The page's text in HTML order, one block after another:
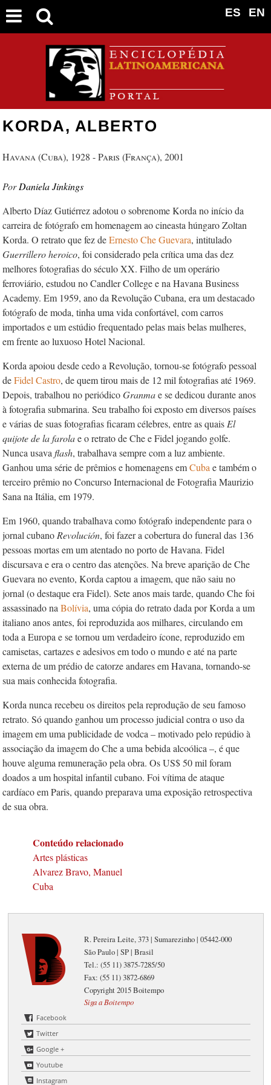
EN
ES
KORDA, ALBERTO
Havana (Cuba), 1928 - Paris (França), 2001
Daniela Jinkings
Alberto Díaz Gutiérrez adotou o sobrenome Korda no início da
carreira de fotógrafo em homenagem ao cineasta húngaro Zoltan
Korda. O retrato que fez deErnesto Che Guevara, intitulado
Guerrillero heroico, foi considerado pela crítica uma das dez
melhores fotografias do século XX. Filho de um operário
ferroviário, estudou no Candler College e na Havana Business
Academy. Em 1959, ano da Revolução Cubana, era um destacado
fotógrafo de moda, tinha uma vida confortável, com carros
importados e um estúdio frequentado pelas mais belas mulheres,
em frente ao luxuoso Hotel Nacional.
Korda apoiou desde cedo a Revolução, tornou-se fotógrafo pessoal
deFidel Castro, de quem tirou mais de 12 mil fotografias até 1969.
Depois, trabalhou no perió­dicoGranmae se dedicou durante anos
à fotografia submarina. Seu trabalho foi exposto em diversos países
e várias de suas fotografias ficaram célebres, entre as quais El
quijote de la farolae o retrato de Che e Fidel jogando golfe.
Nunca usava flash, trabalhava sempre com a luz ambiente.
Ganhou uma série de prêmios e homenagens emCuba e também o
terceiro prêmio no Concurso Internacional de Fotografia Maurizio
Sana na Itália, em 1979.
Em 1960, quando trabalhava como fotógrafo independente para o
jornal cubano Revolución, foi fazer a cobertura do funeral das 136
pessoas mortas em um atentado no porto de Havana. Fidel
discursava e era o centro das atenções. Na breve aparição de Che
Guevara no evento, Korda captou a imagem, que não saiu no
jornal (o destaque era Fidel). Sete anos mais tarde, quando Che foi
assassinado na Bolívia, uma cópia do retrato dada por Korda a um
italiano anos antes, foi reproduzida aos milhares, circulando em
toda a Europa e se tornou um verdadeiro ícone, reproduzido em
camisetas, cartazes e adesivos em todo o mundo e até na parte
externa de um prédio de catorze andares em Havana, tornando-se
sua mais conhecida fotografia.
Korda nunca recebeu os direitos pela reprodução de seu famoso
retrato. Só quando ganhou um processo judicial contra o uso da
imagem em uma publicidade de vodca – motivado pelo repúdio à
associação da imagem do Che a uma bebida alcoólica –, é que
houve alguma remuneração pela obra. Os US$ 50 mil foram
doados a um hospital infantil cubano. Foi vítima de ataque
cardíaco em Paris, quando preparava uma exposição retrospectiva
de sua obra.
Conteúdo relacionado
Artes plásticas
Alvarez Bravo, Manuel
Cuba
R. Pereira Leite, 373 | Sumarezinho | 05442-000
São Paulo | SP | Brasil
Tel.: (55 11) 3875-7285/50
Fax: (55 11) 3872-6869
Copyright 2015 Boitempo
Siga a Boitempo
Facebook
Twitter
Google +
Youtube
Instagram